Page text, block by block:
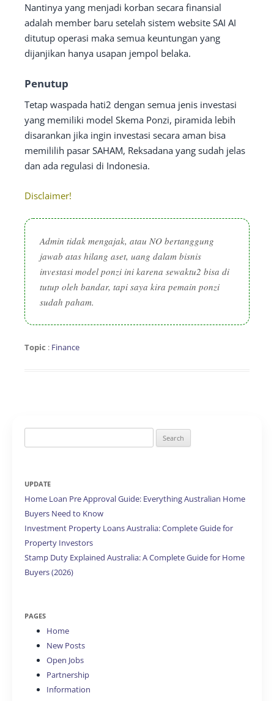
Nantinya yang menjadi korban secara finansial
adalah member baru setelah sistem website SAI AI
ditutup operasi maka semua keuntungan yang
dijanjikan hanya usapan jempol belaka.
Penutup
Tetap waspada hati2 dengan semua jenis investasi
yang memiliki model Skema Ponzi, piramida lebih
disarankan jika ingin investasi secara aman bisa
memililih pasar SAHAM, Reksadana yang sudah jelas
dan ada regulasi di Indonesia.
Disclaimer!
Admin tidak mengajak, atau NO bertanggung
jawab atas hilang aset, uang dalam bisnis
investasi model ponzi ini karena sewaktu2 bisa di
tutup oleh bandar, tapi saya kira pemain ponzi
sudah paham.
Topic : Finance
for:
UPDATE
Home Loan Pre Approval Guide: Everything Australian Home
Buyers Need to Know
Investment Property Loans Australia: Complete Guide for
Property Investors
Stamp Duty Explained Australia: A Complete Guide for Home
Buyers (2026)
PAGES
Home
New Posts
Open Jobs
Partnership
Information